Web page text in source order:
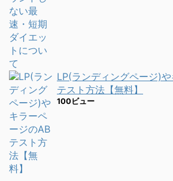
LP(ランディングページ)
テスト方法【無料】
100ビュー